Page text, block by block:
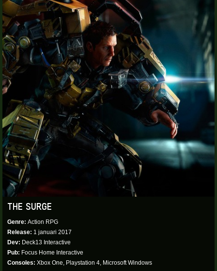
THE SURGE
Genre Action RPG
Release 1 januari 2017
Dev
Deck13 Interactive
Pub
Focus Home Interactive
Consoles Xbox One, Playstation 4, Microsoft Windows